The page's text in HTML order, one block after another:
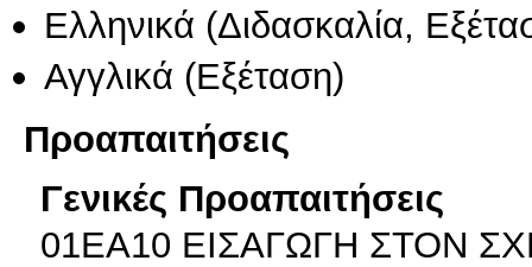
Ελληνικά (Διδασκαλία,
Αγγλικά (Εξέταση)
Προαπαιτήσεις
Γενικές Προαπαιτήσεις
01EA10 ΕΙΣΑΓΩΓΗ ΣΤΟΝ